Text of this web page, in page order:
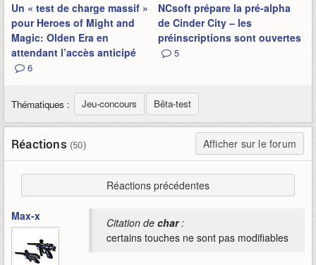
Un « test de charge massif »
pour Heroes of Might and
Magic: Olden Era en
attendant l’accès anticipé
6
NCsoft prépare la pré-alpha
de Cinder City – les
préinscriptions sont ouvertes
5
Thématiques : Jeu-concours Bêta-test
Réactions (50) Afficher sur le forum
Réactions précédentes
Max-x Citation de char:
certains touches ne sont pas modifiables